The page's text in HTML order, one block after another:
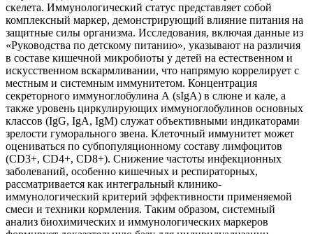
скелета. Иммунологический статус представляет собой
комплексный маркер, демонстрирующий влияние питания на
защитные силы организма. Исследования, включая данные из
«Руководства по детскому питанию», указывают на различия
в составе кишечной микробиоты у детей на естественном и
искусственном вскармливании, что напрямую коррелирует с
местным и системным иммунитетом. Концентрация
секреторного иммуноглобулина А (sIgA) в слюне и кале, а
также уровень циркулирующих иммуноглобулинов основных
классов (IgG, IgA, IgM) служат объективными индикаторами
зрелости гуморального звена. Клеточный иммунитет может
оцениваться по субпопуляционному составу лимфоцитов
(CD3+, CD4+, CD8+). Снижение частоты инфекционных
заболеваний, особенно кишечных и респираторных,
рассматривается как интегральный клинико-
иммунологический критерий эффективности применяемой
смеси и техники кормления. Таким образом, системный
анализ биохимических и иммунологических маркеров